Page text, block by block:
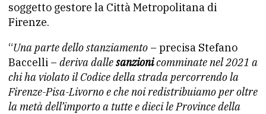
soggetto gestore la Città Metropolitana di
Firenze.
“Una parte dello stanziamento – precisa Stefano
Baccelli – deriva dallesanzionicomminate nel 2021 a
chi ha violato il Codice della strada percorrendo la
Firenze-Pisa-Livorno e che noi redistribuiamo per oltre
la metà dell’importo a tutte e dieci le Province della